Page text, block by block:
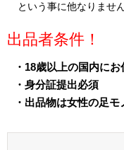
という事に他なりません
出品者条件！
・18歳以上の国内に
・身分証提出必須
・出品物は女性の足モ